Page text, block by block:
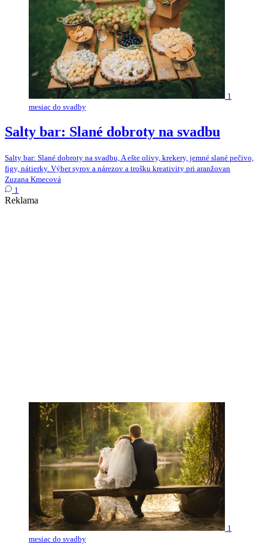
1
mesiac do svadby
Salty bar: Slané dobroty na svadbu
Salty bar: Slané dobroty na svadbu, A ešte olivy, krekery, jemné slané pečivo,
figy, nátierky. Výber syrov a nárezov a trošku kreativity pri aranžovan
Zuzana Kmecová
1
Reklama
1
mesiac do svadby